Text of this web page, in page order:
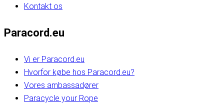
Kontakt os
Paracord.eu
Vi er Paracord.eu
Hvorfor købe hos Paracord.eu?
Vores ambassadører
Paracycle your Rope